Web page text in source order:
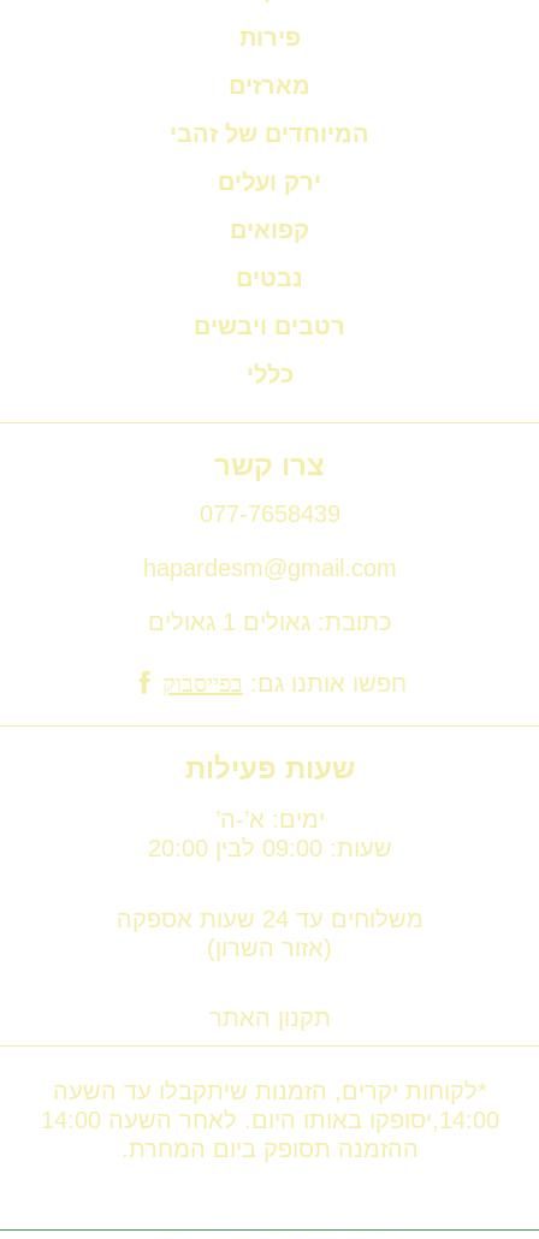
פירות
מארזים
המיוחדים של זהבי
ירק ועלים
קפואים
נבטים
רטבים ויבשים
כללי
צרו קשר
077-7658439
hapardesm@gmail.com
כתובת: גאולים 1 גאולים
חפשו אותנו גם: בפייסבוק
שעות פעילות
ימים: א’-ה’
שעות: 09:00 לבין 20:00
משלוחים עד 24 שעות אספקה
(אזור השרון)
תקנון האתר
*לקוחות יקרים, הזמנות שיתקבלו עד השעה
14:00,יסופקו באותו היום. לאחר השעה 14:00
ההזמנה תסופק ביום המחרת.